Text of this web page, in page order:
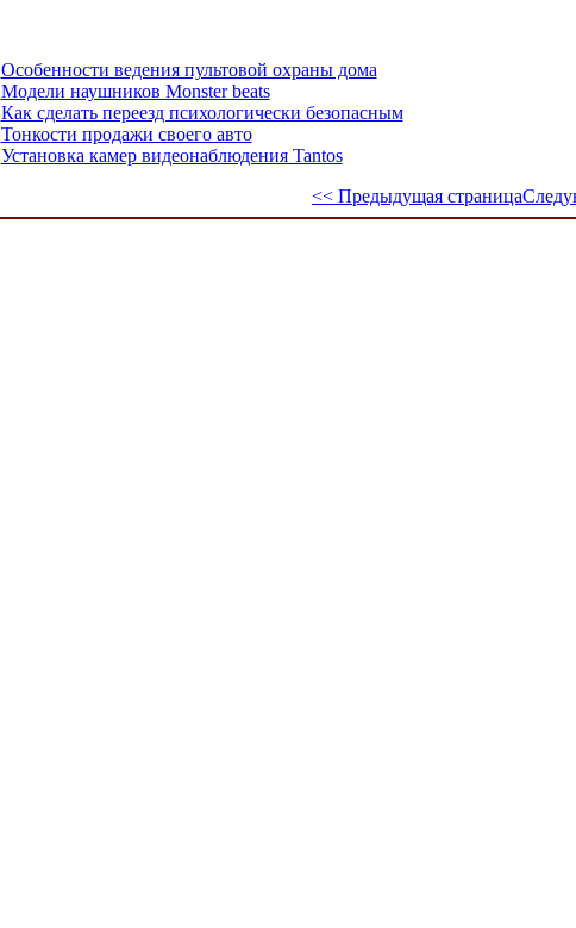
Особенности ведения пультовой охраны дома
Модели наушников Monster beats
Как сделать переезд психологически безопасным
Тонкости продажи своего авто
Установка камер видеонаблюдения Tantos
<< Предыдущая страница